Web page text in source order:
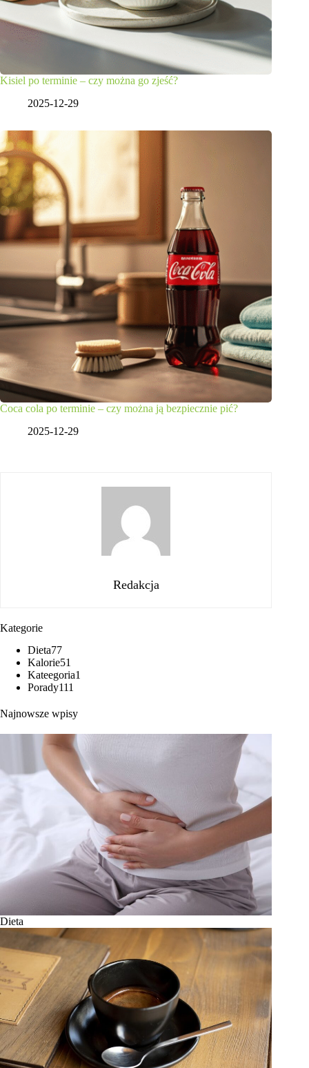
Kisiel po terminie – czy można go zjeść?
2025-12-29
Coca cola po terminie – czy można ją bezpiecznie pić?
2025-12-29
Redakcja
Kategorie
Dieta77
Kalorie51
Kateegoria1
Porady111
Najnowsze wpisy
Dieta